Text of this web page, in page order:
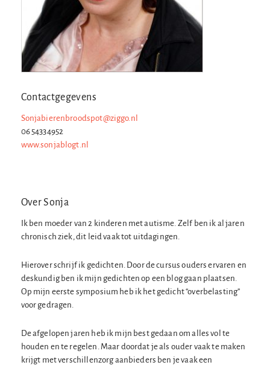
Contactgegevens
Sonjabierenbroodspot@ziggo.nl
06 54334952
www.sonjablogt.nl
Over Sonja
Ik ben moeder van 2 kinderen met autisme. Zelf ben ik al jaren
chronisch ziek, dit leid vaak tot uitdagingen.
Hierover schrijf ik gedichten. Door de cursus ouders ervaren en
deskundig ben ik mijn gedichten op een blog gaan plaatsen.
Op mijn eerste symposium heb ik het gedicht “overbelasting”
voor gedragen.
De afgelopen jaren heb ik mijn best gedaan om alles vol te
houden en te regelen. Maar doordat je als ouder vaak te maken
krijgt met verschillenzorg aanbieders ben je vaak een